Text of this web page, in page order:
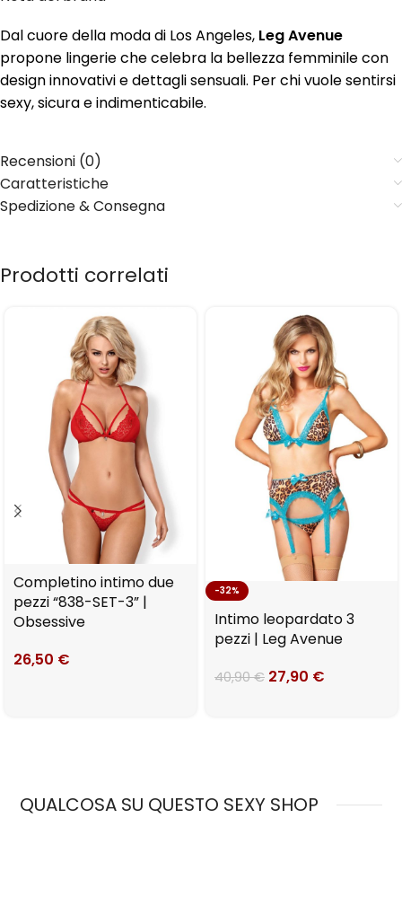
Dal cuore della moda di Los Angeles, Leg Avenue
propone lingerie che celebra la bellezza femminile con
design innovativi e dettagli sensuali. Per chi vuole sentirsi
sexy, sicura e indimenticabile.
Recensioni (0)
Caratteristiche
Spedizione & Consegna
Prodotti correlati
Completino intimo due
pezzi “838-SET-3” |
Obsessive
26,50 €
-32%
Intimo leopardato 3
pezzi | Leg Avenue
40,90€ 27,90 €
QUALCOSA SU QUESTO SEXY SHOP